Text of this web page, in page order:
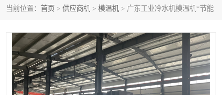
当前位置： 首页 > 供应商机 > 模温机 > 广东工业冷水机模温机*节能